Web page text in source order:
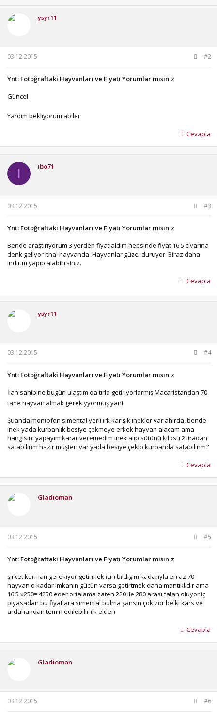
ysyr11
03.12.2015 #2
Ynt: Fotoğraftaki Hayvanları ve Fiyatı Yorumlar mısınız
Güncel
Yardım bekliyorum abiler
Cevapla
I ibo71
03.12.2015 #3
Ynt: Fotoğraftaki Hayvanları ve Fiyatı Yorumlar mısınız
Bende araştırıyorum 3 yerden fiyat aldım hepsinde fiyat 16.5 civarına
denk geliyor ithal hayvanda. Hayvanlar güzel duruyor. Biraz daha
indirim yapıp alabilirsiniz.
Cevapla
ysyr11
03.12.2015 #4
Ynt: Fotoğraftaki Hayvanları ve Fiyatı Yorumlar mısınız
İlan sahibine bugün ulaştım da tırla getiriyorlarmış Macaristandan 70
tane hayvan almak gerekiyyormuş yani
Şuanda montofon simental yerli ırk karışık inekler var ahırda, bende
inek yada kurbanlık besiye çekmeye erkek hayvan alacam ama
hangisini yapayım karar veremedim inek alıp sütünü kilosu 2 liradan
satabilirim hazır müşteri var yada besiye çekip kurbanda satabilirim?
Cevapla
Gladioman
03.12.2015 #5
Ynt: Fotoğraftaki Hayvanları ve Fiyatı Yorumlar mısınız
şirket kurman gerekiyor getirmek için bildigim kadarıyla en az 70
hayvan o kadar imkanın gücün varsa getirtmek daha mantıklıdır ama
16.5 x250= 4250 eder ortalama zaten 220 ile 280 arası falan oluyor iç
piyasadan bu fiyatlara simental bulma şansın çok zor belki kars ve
ardahandan temin edilebilir ilk elden
Cevapla
Gladioman
03.12.2015 #6